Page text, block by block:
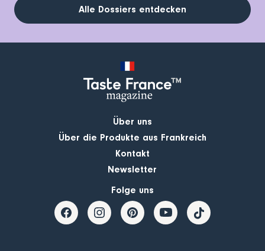
Alle Dossiers entdecken
Über uns
Über die Produkte aus Frankreich
Kontakt
Newsletter
Folge uns